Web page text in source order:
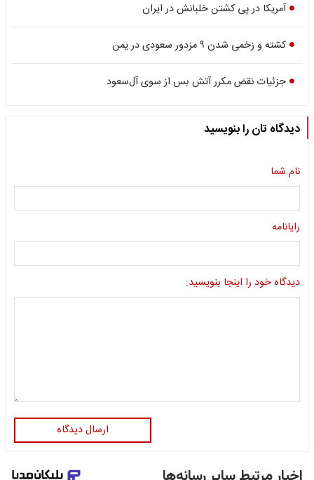
آمریکا در پی کشتن خلبانش در ایران
کشته و زخمی شدن ۹ مزدور سعودی در یمن
جزئیات نقض مکرر آتش بس از سوی آل‌سعود
دیدگاه تان را بنویسید
نام شما
رایانامه
دیدگاه خود را اینجا بنویسید:
ارسال دیدگاه